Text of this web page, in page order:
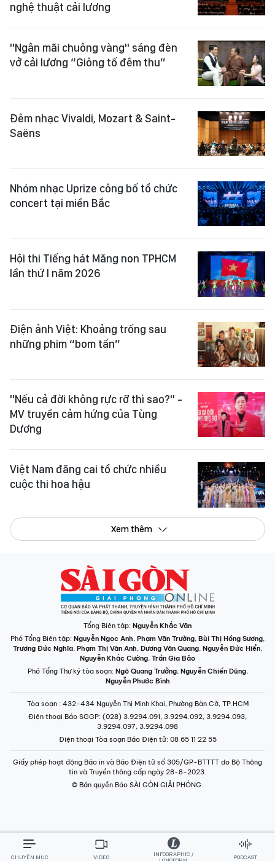
nghệ thuật cải lương
"Ngân mãi chuông vàng" sáng đèn
vở cải lương “Giông tố đêm thu”
Đêm nhạc Vivaldi, Mozart & Saint-
Saëns
Nhóm nhạc Uprize công bố tổ chức
concert tại miền Bắc
Hội thi Tiếng hát Măng non TPHCM
lần thứ I năm 2026
Điện ảnh Việt: Khoảng trống sau
những phim “bom tấn”
"Nếu cả đời không rực rỡ thì sao?" -
MV truyền cảm hứng của Tùng
Dương
Việt Nam đăng cai tổ chức nhiều
cuộc thi hoa hậu
Xem thêm
Tổng Biên tập: Nguyễn Khắc Văn
Phó Tổng Biên tập: Nguyễn Ngọc Anh, Phạm Văn Trường, Bùi Thị Hồng Sương,
Trương Đức Nghĩa, Phạm Thị Vân Anh, Dương Văn Quang, Nguyễn Đức Hiển,
Nguyễn Khắc Cường, Trần Gia Bảo
Phó Tổng Thư ký tòa soạn: Ngô Quang Trưởng, Nguyễn Chiến Dũng,
Nguyễn Phước Bình
Tòa soạn : 432-434 Nguyễn Thị Minh Khai, Phường Bàn Cờ, TP.HCM
Điện thoại Báo SGGP: (028) 3.9294.091, 3.9294.092, 3.9294.093,
3.9294.097, 3.9294.098
Điện thoại Tòa soạn Báo Điện tử: 08 65 11 22 55
Giấy phép hoạt động Báo in và Báo Điện tử số 305/GP-BTTTT do Bộ Thông
tin và Truyền thông cấp ngày 28-8-2023.
© Bản quyền Báo SÀI GÒN GIẢI PHÓNG.
CHUYÊN MỤC VIDEO
INFOGRAPHIC /
PODCAST